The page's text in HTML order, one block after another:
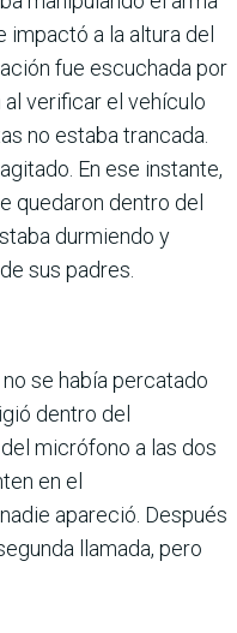
impactó a la altura del
fue escuchada por
al verificar el vehículo
no estaba trancada.
En ese instante,
quedaron dentro del
durmiendo y
sus padres.
se había percatado
dentro del
micrófono a las dos
en el
apareció. Después
llamada, pero